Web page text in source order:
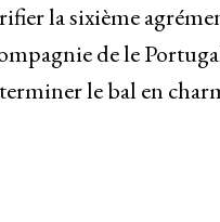
la sixième
de le
le bal en